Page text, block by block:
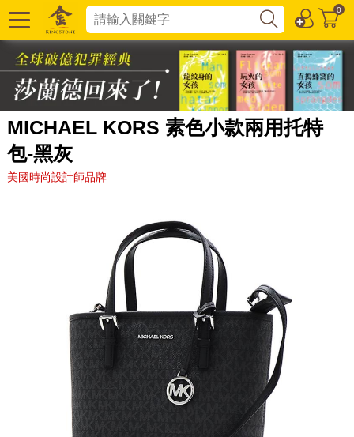
0
MICHAEL KORS 素色小款兩用托特
包-黑灰
美國時尚設計師品牌